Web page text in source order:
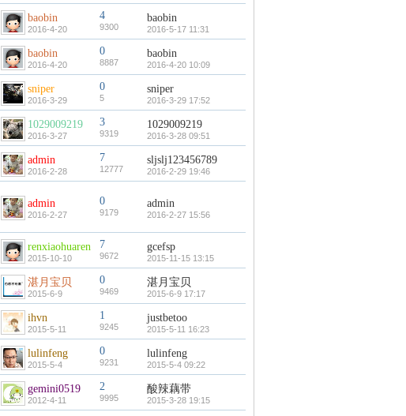
baobin
2016-4-20
4
9300
baobin
2016-5-17 11:31
baobin
2016-4-20
0
8887
baobin
2016-4-20 10:09
sniper
2016-3-29
0
5
sniper
2016-3-29 17:52
1029009219
2016-3-27
3
9319
1029009219
2016-3-28 09:51
admin
2016-2-28
7
12777
sljslj123456789
2016-2-29 19:46
admin
2016-2-27
0
9179
admin
2016-2-27 15:56
renxiaohuaren
2015-10-10
7
9672
gcefsp
2015-11-15 13:15
湛月宝贝
2015-6-9
0
9469
湛月宝贝
2015-6-9 17:17
ihvn
2015-5-11
1
9245
justbetoo
2015-5-11 16:23
lulinfeng
2015-5-4
0
9231
lulinfeng
2015-5-4 09:22
gemini0519
2012-4-11
2
9995
酸辣藕带
2015-3-28 19:15